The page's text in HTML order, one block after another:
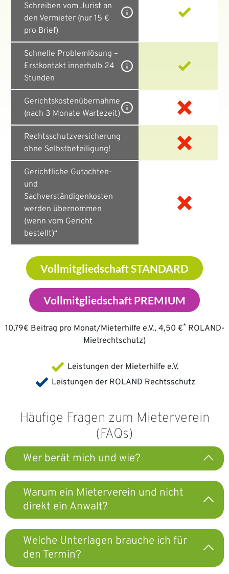
Schreiben vom Jurist an
den Vermieter (nur 15 €
pro Brief)
Schnelle Problemlösung –
Erstkontakt innerhalb 24
Stunden
Gerichtskostenübernahme
(nach 3 Monate Wartezeit)
Rechtsschutzversicherung
ohne Selbstbeteiligung!
Gerichtliche Gutachten-
und
Sachverständigenkosten
werden übernommen
(wenn vom Gericht
bestellt)“
Vollmitgliedschaft STANDARD
Vollmitgliedschaft PREMIUM
10,79€ Beitrag pro Monat/Mieterhilfe e.V., 4,50 €* ROLAND-
Mietrechtschutz)
Leistungen der Mieterhilfe e.V.
Leistungen der ROLAND Rechtsschutz
Häufige Fragen zum Mieterverein
(FAQs)
Wer berät mich und wie?
Warum ein Mieterverein und nicht
direkt ein Anwalt?
Welche Unterlagen brauche ich für
den Termin?